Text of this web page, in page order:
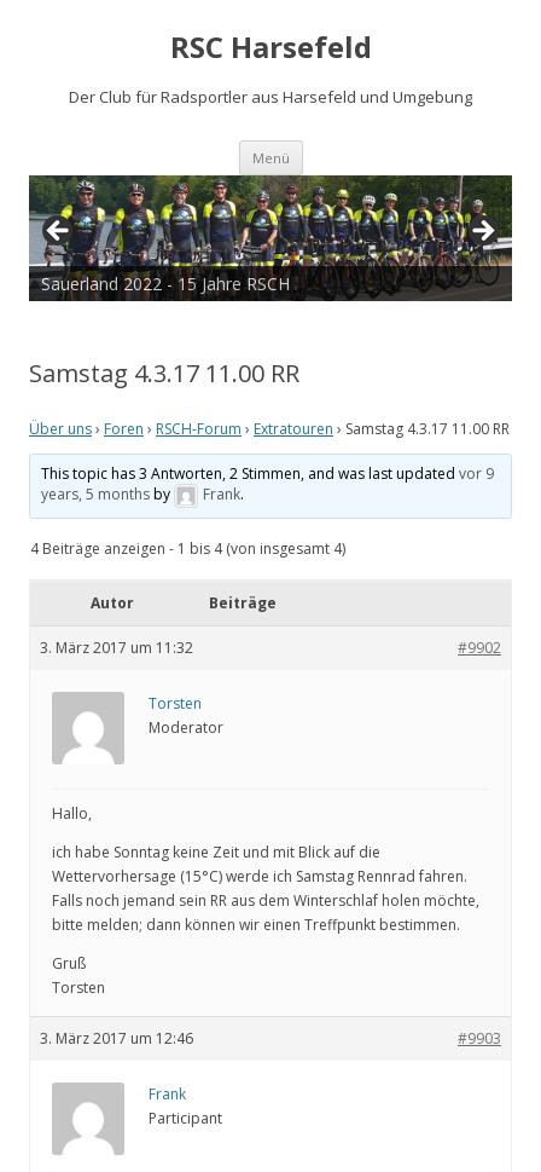
RSC Harsefeld
Der Club für Radsportler aus Harsefeld und Umgebung
Menü Zum
springen
Sauerland 2022 - 15 Jahre RSCH
Samstag 4.3.17 11.00 RR
Über uns› Foren › RSCH-Forum › Extratouren › Samstag 4.3.17 11.00 RR
This topic has 3 Antworten, 2 Stimmen, and was last updatedvor 9
years, 5 monthsby Frank.
4 Beiträge anzeigen - 1 bis 4 (von insgesamt 4)
Autor Beiträge
3. März 2017 um 11:32 #9902
Torsten
Moderator
Hallo,
ich habe Sonntag keine Zeit und mit Blick auf die
Wettervorhersage (15°C) werde ich Samstag Rennrad fahren.
Falls noch jemand sein RR aus dem Winterschlaf holen möchte,
bitte melden; dann können wir einen Treffpunkt bestimmen.
Gruß
Torsten
3. März 2017 um 12:46 #9903
Frank
Participant